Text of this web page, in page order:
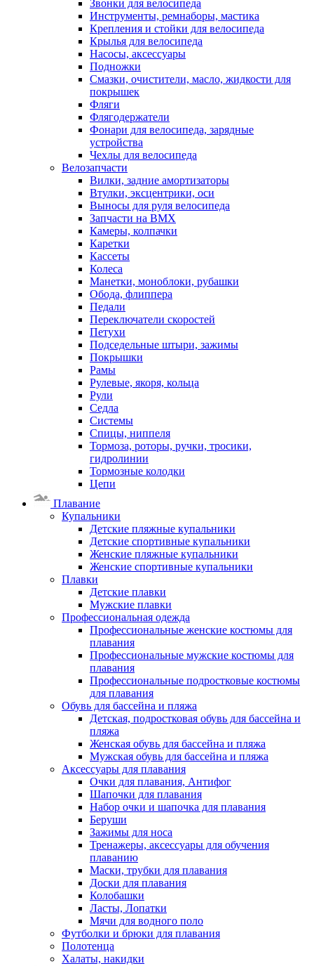
Звонки для велосипеда
Инструменты, ремнаборы, мастика
Крепления и стойки для велосипеда
Крылья для велосипеда
Насосы, аксессуары
Подножки
Смазки, очистители, масло, жидкости для
покрышек
Фляги
Флягодержатели
Фонари для велосипеда, зарядные
устройства
Чехлы для велосипеда
Велозапчасти
Вилки, задние амортизаторы
Втулки, эксцентрики, оси
Выносы для руля велосипеда
Запчасти на BMX
Камеры, колпачки
Каретки
Кассеты
Колеса
Манетки, моноблоки, рубашки
Обода, флиппера
Педали
Переключатели скоростей
Петухи
Подседельные штыри, зажимы
Покрышки
Рамы
Рулевые, якоря, кольца
Рули
Седла
Системы
Спицы, ниппеля
Тормоза, роторы, ручки, тросики,
гидролинии
Тормозные колодки
Цепи
Плавание
Купальники
Детские пляжные купальники
Детские спортивные купальники
Женские пляжные купальники
Женские спортивные купальники
Плавки
Детские плавки
Мужские плавки
Профессиональная одежда
Профессиональные женские костюмы для
плавания
Профессиональные мужские костюмы для
плавания
Профессиональные подростковые костюмы
для плавания
Обувь для бассейна и пляжа
Детская, подростковая обувь для бассейна и
пляжа
Женская обувь для бассейна и пляжа
Мужская обувь для бассейна и пляжа
Аксессуары для плавания
Очки для плавания, Антифог
Шапочки для плавания
Набор очки и шапочка для плавания
Беруши
Зажимы для носа
Тренажеры, аксессуары для обучения
плаванию
Маски, трубки для плавания
Доски для плавания
Колобашки
Ласты, Лопатки
Мячи для водного поло
Футболки и брюки для плавания
Полотенца
Халаты, накидки